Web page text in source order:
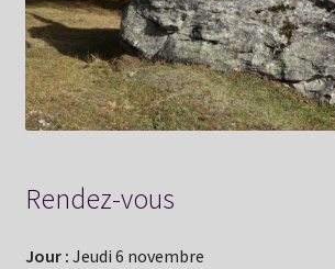
Rendez-vous
Jour : Jeudi 6 novembre